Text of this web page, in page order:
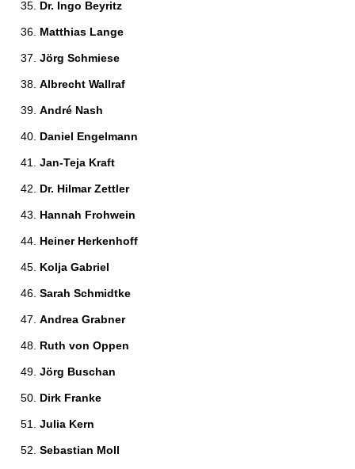
Dr. Ingo Beyritz
Matthias Lange
Jörg Schmiese
Albrecht Wallraf
André Nash
Daniel Engelmann
Jan-Teja Kraft
Dr. Hilmar Zettler
Hannah Frohwein
Heiner Herkenhoff
Kolja Gabriel
Sarah Schmidtke
Andrea Grabner
Ruth von Oppen
Jörg Buschan
Dirk Franke
Julia Kern
Sebastian Moll